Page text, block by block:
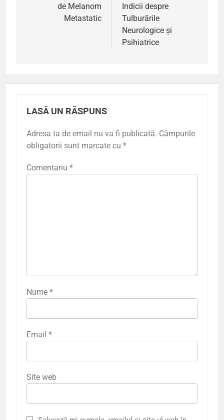
de Melanom
Metastatic
Indicii despre
Tulburările
Neurologice și
Psihiatrice
LASĂ UN RĂSPUNS
Adresa ta de email nu va fi publicată. Câmpurile
obligatorii sunt marcate cu *
Comentariu *
Nume *
Email *
Site web